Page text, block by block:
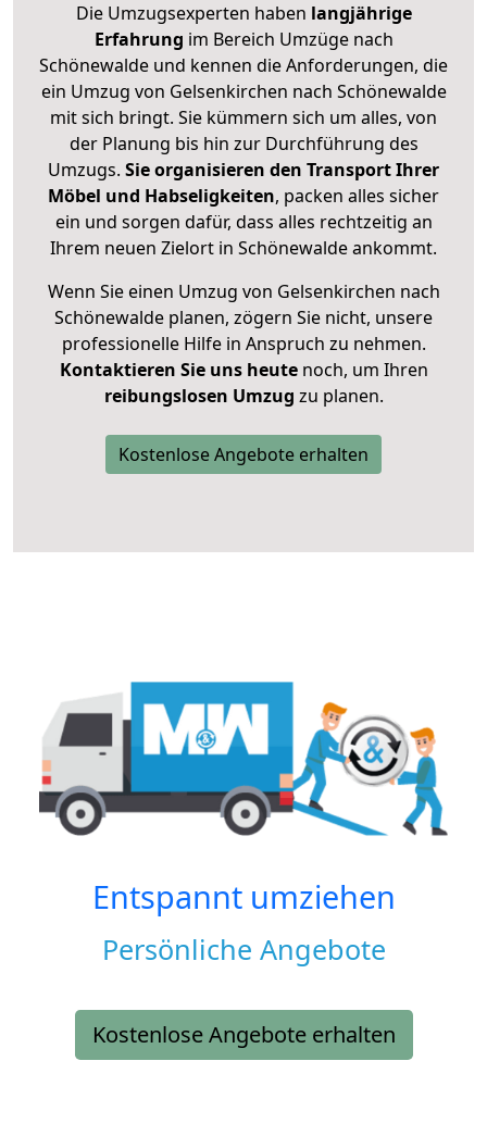
Die Umzugsexperten haben langjährige
Erfahrung im Bereich Umzüge nach
Schönewalde und kennen die Anforderungen, die
ein Umzug von Gelsenkirchen nach Schönewalde
mit sich bringt. Sie kümmern sich um alles, von
der Planung bis hin zur Durchführung des
Umzugs. Sie organisieren den Transport Ihrer
Möbel und Habseligkeiten, packen alles sicher
ein und sorgen dafür, dass alles rechtzeitig an
Ihrem neuen Zielort in Schönewalde ankommt.
Wenn Sie einen Umzug von Gelsenkirchen nach
Schönewalde planen, zögern Sie nicht, unsere
professionelle Hilfe in Anspruch zu nehmen.
Kontaktieren Sie uns heutenoch, um Ihren
reibungslosen Umzug zu planen.
Kostenlose Angebote erhalten
Entspannt umziehen
Persönliche Angebote
Kostenlose Angebote erhalten